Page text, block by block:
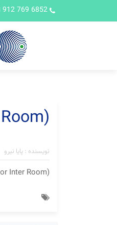
6852 769 912 98+
(Door Inter Room) در باز کن صوتی تصویری
نویسنده : پایا نیرو
(Door Inter Room) در باز کن صوتی تصویری